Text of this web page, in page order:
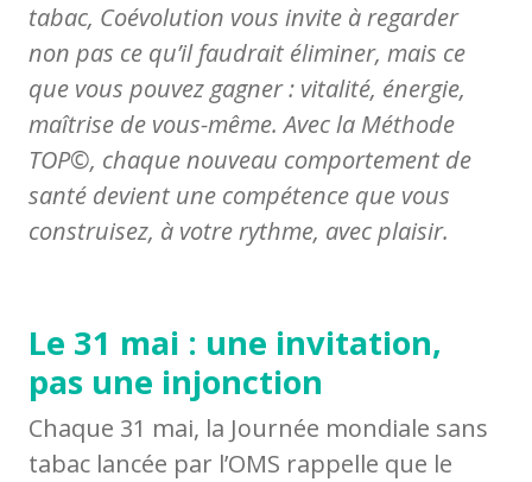
tabac, Coévolution vous invite à regarder
non pas ce qu’il faudrait éliminer, mais ce
que vous pouvez gagner : vitalité, énergie,
maîtrise de vous-même. Avec la Méthode
TOP©, chaque nouveau comportement de
santé devient une compétence que vous
construisez, à votre rythme, avec plaisir.
Le 31 mai : une invitation,
pas une injonction
Chaque 31 mai, la Journée mondiale sans
tabac lancée par l’OMS rappelle que le